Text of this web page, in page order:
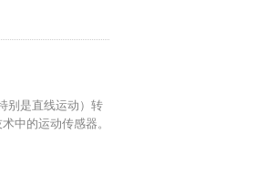
别是直线运动）转
中的运动传感器。